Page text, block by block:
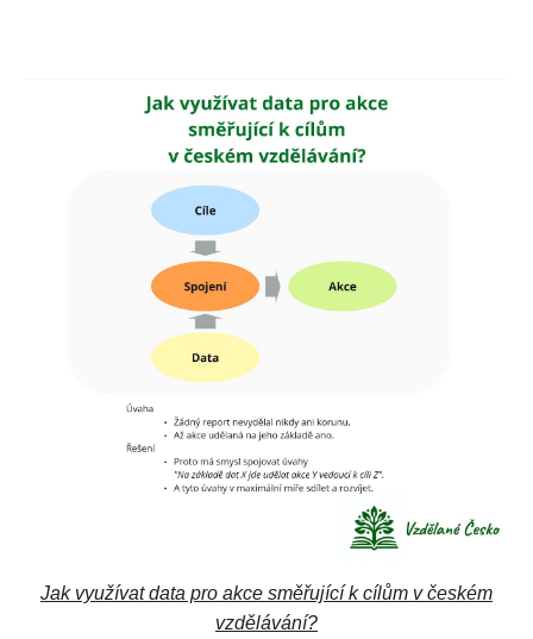
Jak využívat data pro akce směřující k cílům v českém
vzdělávání?